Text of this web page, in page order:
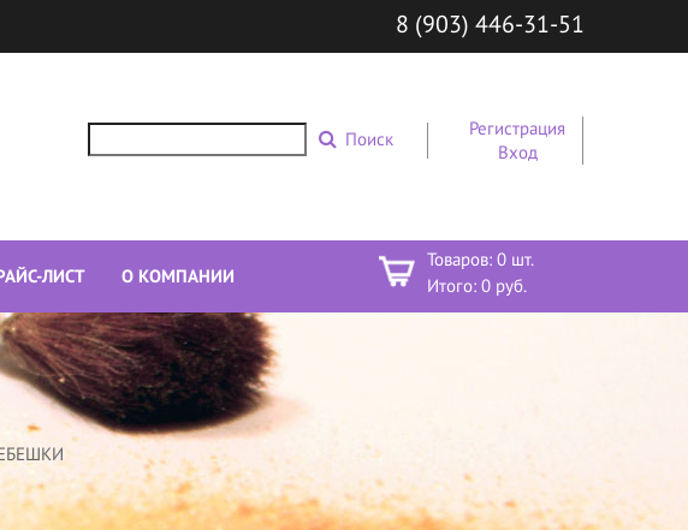
8 (903) 446-31-51
Поиск
Регистрация
Вход
ЛИСТ О КОМПАНИИ
Товаров: 0 шт.
Итого: 0 руб.